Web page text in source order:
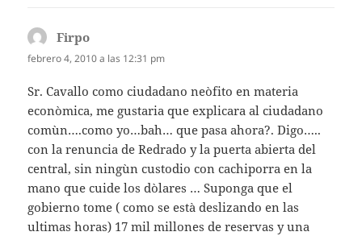
Firpo
febrero 4, 2010 a las 12:31 pm
Sr. Cavallo como ciudadano neòfito en materia
econòmica, me gustaria que explicara al ciudadano
comùn….como yo…bah… que pasa ahora?. Digo…..
con la renuncia de Redrado y la puerta abierta del
central, sin ningùn custodio con cachiporra en la
mano que cuide los dòlares … Suponga que el
gobierno tome ( como se està deslizando en las
ultimas horas) 17 mil millones de reservas y una